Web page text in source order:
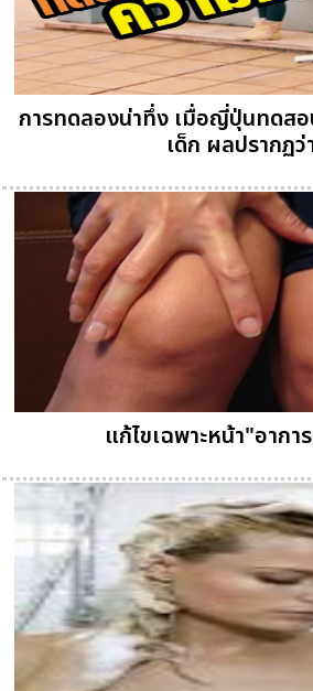
การทดลองน่าทึ่ง เมื่อญี่ปุ่นทดส
เด็ก ผลปรากฏว่
แก้ไขเฉพาะหน้า"อากา